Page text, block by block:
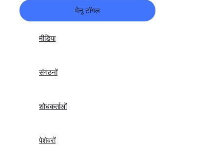
मेनू टॉगल
मीडिया
संगठनों
शोधकर्ताओं
पेशेवरों